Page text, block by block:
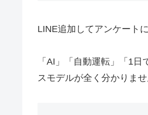
LINE追加してアンケート
「AI」「自動運転」「1
スモデルが全く分かりま